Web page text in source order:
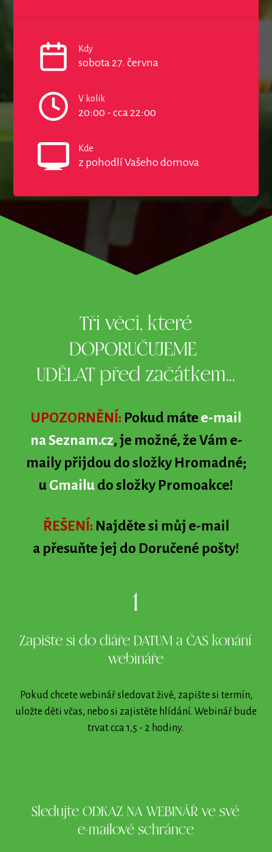
Kdy
sobota 27. června
V kolik
20:00 - cca 22:00
Kde
z pohodlí Vašeho domova
Tři věci, které
DOPORUČUJEME
UDĚLAT před začátkem...
UPOZORNĚNÍ: Pokud máte e-mail
na Seznam.cz, je možné, že Vám e-
maily přijdou do složky Hromadné;
u Gmailu do složky Promoakce!
ŘEŠENÍ: Najděte si můj e-mail
a přesuňte jej do Doručené pošty!
1
Zapište si do diáře DATUM a ČAS konání
webináře
Pokud chcete webinář sledovat živě, zapište si termín,
uložte děti včas, nebo si zajistěte hlídání. Webinář bude
trvat cca 1,5 - 2 hodiny.
Sledujte ODKAZ NA WEBINÁŘ ve své
e-mailové schránce